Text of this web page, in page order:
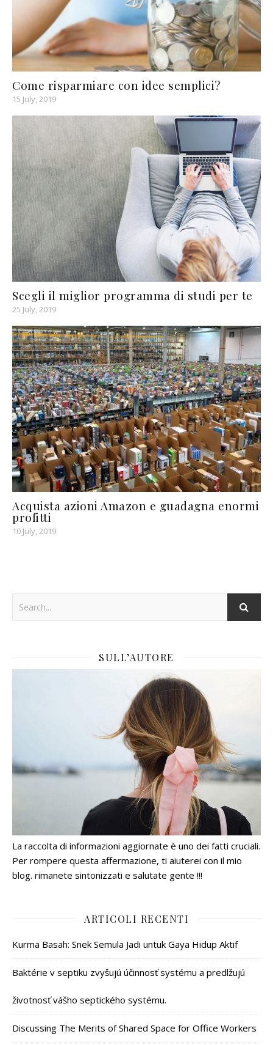
Come risparmiare con idee semplici?
15 July, 2019
Scegli il miglior programma di studi per te
25 July, 2019
Acquista azioni Amazon e guadagna enormi
profitti
10 July, 2019
SULL’AUTORE
La raccolta di informazioni aggiornate è uno dei fatti cruciali.
Per rompere questa affermazione, ti aiuterei con il mio
blog. rimanete sintonizzati e salutate gente !!!
ARTICOLI RECENTI
Kurma Basah: Snek Semula Jadi untuk Gaya Hidup Aktif
Baktérie v septiku zvyšujú účinnosť systému a predlžujú
životnosť vášho septického systému.
Discussing The Merits of Shared Space for Office Workers